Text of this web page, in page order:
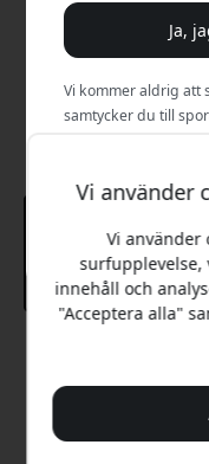
Vi använder
Vi använder
surfupplevelse,
innehåll och
"Acceptera alla"
Ja,
Vi kommer aldrig att
samtycker du till
Nej, jag